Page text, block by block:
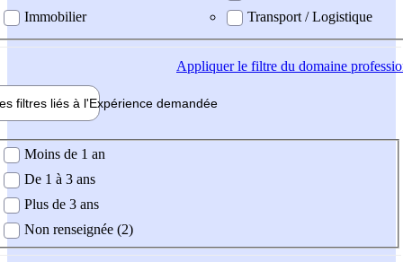
Immobilier
Transport / Logistique
Appliquerle filtre du domaine
filtres liés à l'Expérience demandée
demandée
Moins de 1 an
De 1 à 3 ans
Plus de 3 ans
Non renseignée (2)